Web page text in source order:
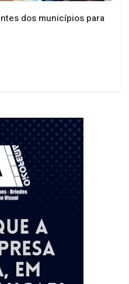
dos municípios para